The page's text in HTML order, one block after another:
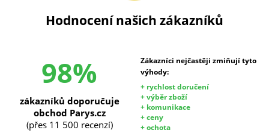
Hodnocení našich zákazníků
98%
Zákazníci nejčastěji zmiňují tyto
výhody:
+ rychlost doručení
+ výběr zboží
+ komunikace
+ ceny
+ ochota
zákazníků doporučuje
obchod Parys.cz
(přes 11 500 recenzí)